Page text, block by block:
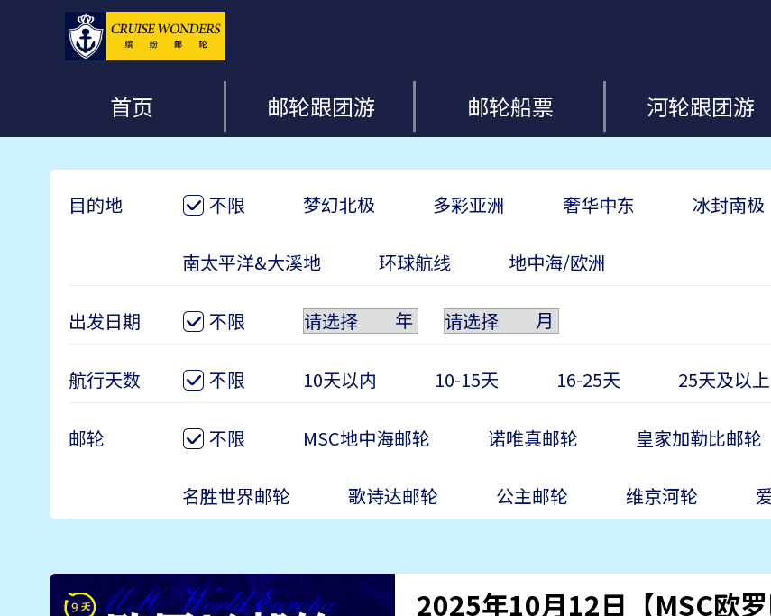
首页 邮轮跟团游 邮轮船票 河轮跟团游
目的地 不限 梦幻北极 多彩亚洲 奢华中东 冰封南极
南太平洋&大溪地 环球航线 地中海/欧洲
出发日期 不限 年 月
航行天数 不限 10天以内 10-15天 16-25天 25天及以上
邮轮 不限 MSC地中海邮轮 诺唯真邮轮 皇家加勒比邮轮
名胜世界邮轮 歌诗达邮轮 公主邮轮 维京河轮
2025年10月12日【MSC欧